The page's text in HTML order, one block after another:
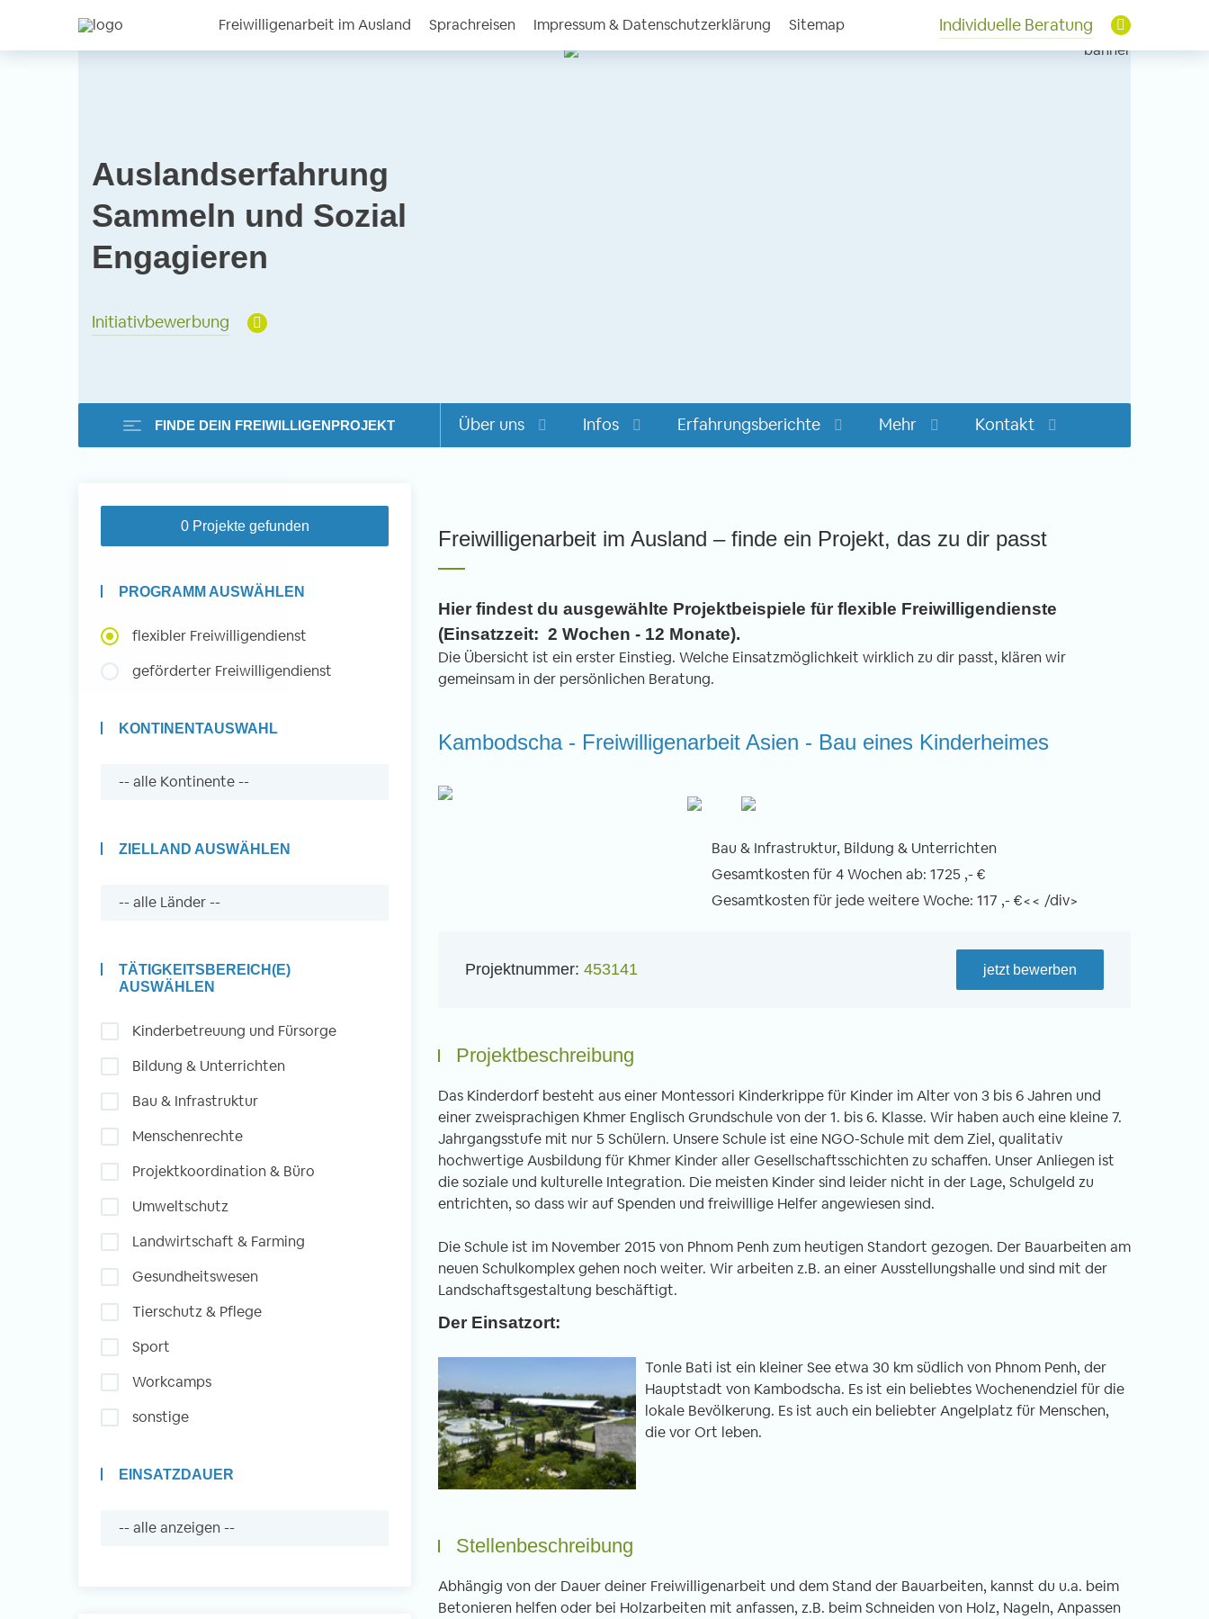
Freiwilligenarbeit im Ausland Sprachreisen Impressum & Datenschutzerklärung Sitemap Individuelle Beratung
Auslandserfahrung
Sammeln und Sozial
Engagieren
Initiativbewerbung
Freiwilligenarbeit im
Ausland -
Erfahrungsberichte
Auslandserfahrung
Engagieren
Initiativbewerbung
Auslandserfahrung
Sammeln und Sozial
Engagieren
FINDE DEIN FREIWILLIGENPROJEKT Über uns Infos Erfahrungsberichte Mehr Kontakt
0 Projekte gefunden
PROGRAMM AUSWÄHLEN
flexibler Freiwilligendienst
geförderter Freiwilligendienst
KONTINENTAUSWAHL
ZIELLAND AUSWÄHLEN
TÄTIGKEITSBEREICH(E)
AUSWÄHLEN
Kinderbetreuung und Fürsorge
Bildung & Unterrichten
Bau & Infrastruktur
Menschenrechte
Projektkoordination & Büro
Umweltschutz
Landwirtschaft & Farming
Gesundheitswesen
Tierschutz & Pflege
Sport
Workcamps
sonstige
EINSATZDAUER
Freiwilligenarbeit im Ausland – finde ein Projekt, das zu dir passt
Hier findest du ausgewählte Projektbeispiele für flexible Freiwilligendienste
(Einsatzzeit: 2 Wochen - 12 Monate).
Die Übersicht ist ein erster Einstieg. Welche Einsatzmöglichkeit wirklich zu dir passt, klären wir
gemeinsam in der persönlichen Beratung.
Kambodscha - Freiwilligenarbeit Asien - Bau eines Kinderheimes
Bau & Infrastruktur, Bildung & Unterrichten
Gesamtkosten für 4 Wochen ab: 1725 ,- €
Gesamtkosten für jede weitere Woche: 117 ,- €<< /div>
Projektnummer: 453141 jetzt bewerben
Projektbeschreibung
Das Kinderdorf besteht aus einer Montessori Kinderkrippe für Kinder im Alter von 3 bis 6 Jahren und
einer zweisprachigen Khmer Englisch Grundschule von der 1. bis 6. Klasse. Wir haben auch eine kleine 7.
Jahrgangsstufe mit nur 5 Schülern. Unsere Schule ist eine NGO-Schule mit dem Ziel, qualitativ
hochwertige Ausbildung für Khmer Kinder aller Gesellschaftsschichten zu schaffen. Unser Anliegen ist
die soziale und kulturelle Integration. Die meisten Kinder sind leider nicht in der Lage, Schulgeld zu
entrichten, so dass wir auf Spenden und freiwillige Helfer angewiesen sind.
Die Schule ist im November 2015 von Phnom Penh zum heutigen Standort gezogen. Der Bauarbeiten am
neuen Schulkomplex gehen noch weiter. Wir arbeiten z.B. an einer Ausstellungshalle und sind mit der
Landschaftsgestaltung beschäftigt.
Der Einsatzort:
Tonle Bati ist ein kleiner See etwa 30 km südlich von Phnom Penh, der
Hauptstadt von Kambodscha. Es ist ein beliebtes Wochenendziel für die
lokale Bevölkerung. Es ist auch ein beliebter Angelplatz für Menschen,
die vor Ort leben.
Stellenbeschreibung
Abhängig von der Dauer deiner Freiwilligenarbeit und dem Stand der Bauarbeiten, kannst du u.a. beim
Betonieren helfen oder bei Holzarbeiten mit anfassen, z.B. beim Schneiden von Holz, Nageln, Anpassen